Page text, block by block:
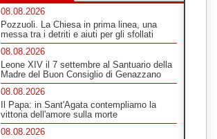
08.08.2026
Pozzuoli. La Chiesa in prima linea, una
messa tra i detriti e aiuti per gli sfollati
08.08.2026
Leone XIV il 7 settembre al Santuario della
Madre del Buon Consiglio di Genazzano
08.08.2026
Il Papa: in Sant'Agata contempliamo la
vittoria dell'amore sulla morte
08.08.2026